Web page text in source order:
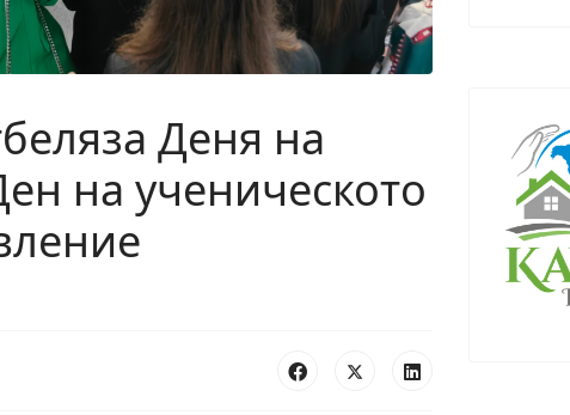
Деня на
на ученическото